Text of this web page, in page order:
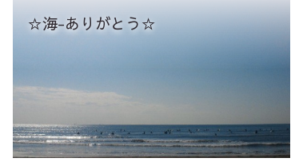
☆海-ありがとう☆